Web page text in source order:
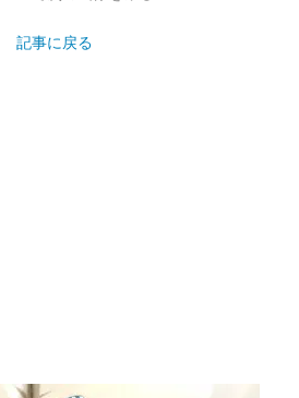
記事に戻る